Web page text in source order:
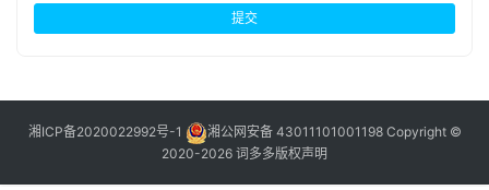
提交
湘ICP备2020022992号-1 湘公网安备 43011101001198Copyright ©
2020-2026 词多多版权声明